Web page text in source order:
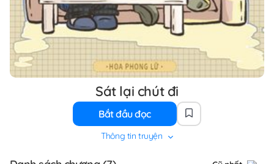
Sát lại chút đi
Bắt đầu đọc
Thông tin truyện